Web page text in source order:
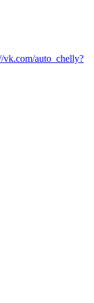
vk.com/auto_chelly?